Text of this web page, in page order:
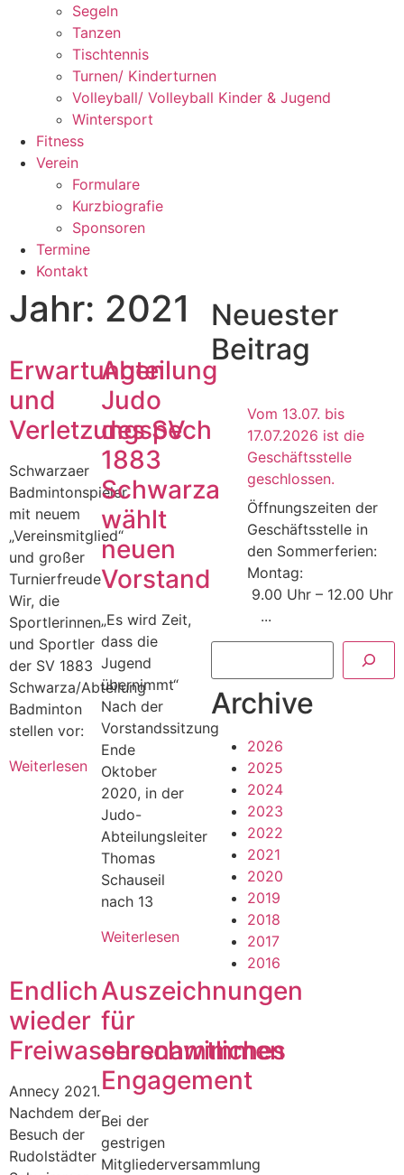
Segeln
Tanzen
Tischtennis
Turnen/ Kinderturnen
Volleyball/ Volleyball Kinder & Jugend
Wintersport
Fitness
Verein
Formulare
Kurzbiografie
Sponsoren
Termine
Kontakt
Jahr: 2021
Erwartungen
und
Verletzungspech
Schwarzaer
Badmintonspieler
mit neuem
„Vereinsmitglied“
und großer
Turnierfreude
Wir, die
Sportlerinnen
und Sportler
der SV 1883
Schwarza/Abteilung
Badminton
stellen vor:
Weiterlesen
Abteilung
Judo
des SV
1883
Schwarza
wählt
neuen
Vorstand
„Es wird Zeit,
dass die
Jugend
übernimmt“
Nach der
Vorstandssitzung
Ende
Oktober
2020, in der
Judo-
Abteilungsleiter
Thomas
Schauseil
nach 13
Weiterlesen
Endlich
wieder
Freiwasserschwimmen
Annecy 2021.
Nachdem der
Besuch der
Rudolstädter
Auszeichnungen
für
ehrenamtliches
Engagement
Bei der
gestrigen
Mitgliederversammlung
Neuester
Beitrag
Vom 13.07. bis
17.07.2026 ist die
Geschäftsstelle
geschlossen.
Öffnungszeiten der
Geschäftsstelle in
den Sommerferien:
Montag:
9.00 Uhr – 12.00 Uhr
...
Archive
2026
2025
2024
2023
2022
2021
2020
2019
2018
2017
2016